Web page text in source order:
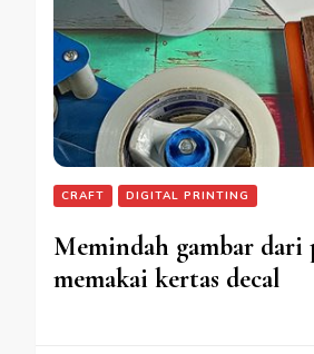
CRAFT DIGITAL PRINTING
Memindah gambar
memakai kertas decal